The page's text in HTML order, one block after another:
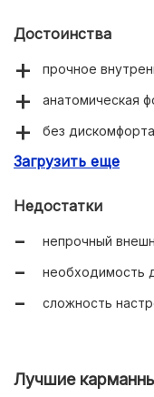
Достоинства
прочное
анатомическая
без
легкое
Загрузить еще
Недостатки
непрочный
необходимость
сложность
Лучшие